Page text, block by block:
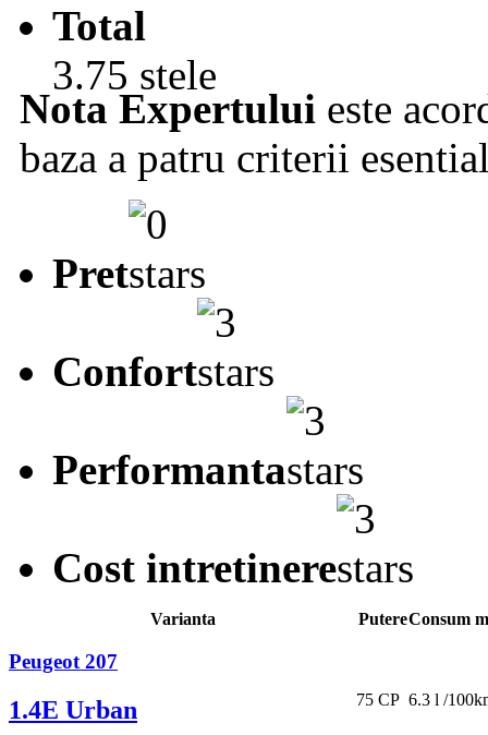
Total
3.75 stele
Nota Expertului este
baza a patru criterii
Pret
Confort
Performanta
Cost intretinere
Varianta PutereConsum
Peugeot 207
1.4E Urban 75 CP 6.3 l /